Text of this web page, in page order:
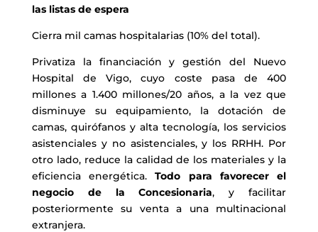
las listas de espera
Cierra mil camas hospitalarias (10% del total).
Privatiza la financiación y gestión del Nuevo
Hospital de Vigo, cuyo coste pasa de 400
millones a 1.400 millones/20 años, a la vez que
disminuye su equipamiento, la dotación de
camas, quirófanos y alta tecnología, los servicios
asistenciales y no asistenciales, y los RRHH. Por
otro lado, reduce la calidad de los materiales y la
eficiencia energética.Todo para favorecer el
negocio de la Concesionaria, y facilitar
posteriormente su venta a una multinacional
extranjera.